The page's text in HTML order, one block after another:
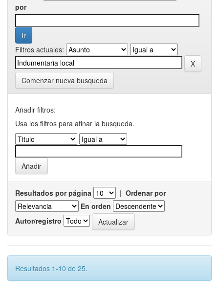
por
Filtros actuales:
Comenzar nueva busqueda
Añadir filtros:
Usa los filtros para afinar la busqueda.
Resultados por página | Ordenar por
En orden
Autor/registro
Resultados 1-10 de 25.